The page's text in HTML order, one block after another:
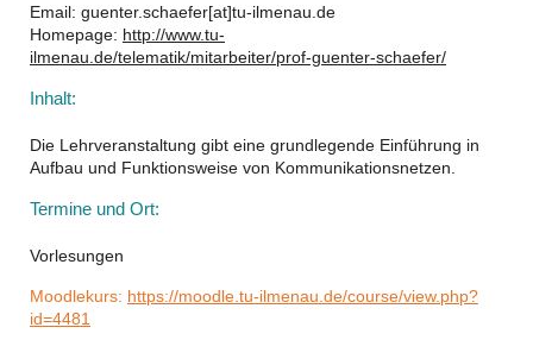
Email: guenter.schaefer[at]tu-ilmenau.de
Homepage: http://www.tu-
ilmenau.de/telematik/mitarbeiter/prof-guenter-schaefer/
Inhalt:
Die Lehrveranstaltung gibt eine grundlegende Einführung in
Aufbau und Funktionsweise von Kommunikationsnetzen.
Termine und Ort:
Vorlesungen
Moodlekurs: https://moodle.tu-ilmenau.de/course/view.php?
id=4481